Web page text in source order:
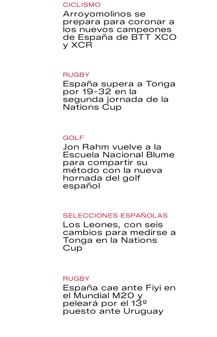
CICLISMO
Arroyomolinos se
prepara para coronar a
los nuevos campeones
de España de BTT XCO
y XCR
RUGBY
España supera a Tonga
por 19-32 en la
segunda jornada de la
Nations Cup
GOLF
Jon Rahm vuelve a la
Escuela Nacional Blume
para compartir su
método con la nueva
hornada del golf
español
SELECCIONES ESPAÑOLAS
Los Leones, con seis
cambios para medirse a
Tonga en la Nations
Cup
RUGBY
España cae ante Fiyi en
el Mundial M20 y
peleará por el 13º
puesto ante Uruguay